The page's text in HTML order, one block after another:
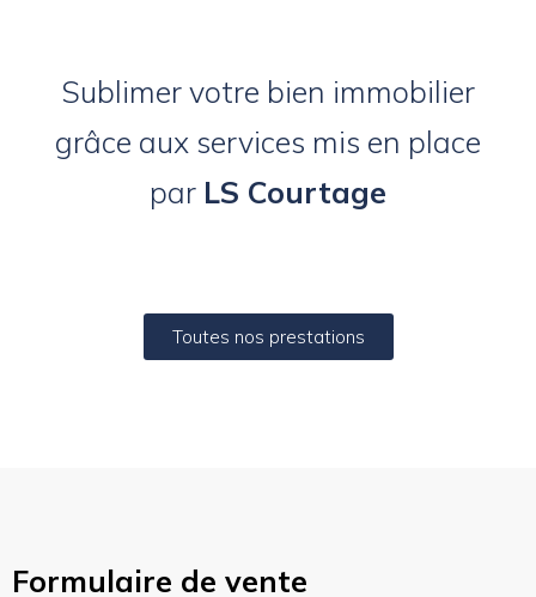
Sublimer votre bien immobilier
grâce aux services mis en place
par LS Courtage
Toutes nos prestations
Formulaire de vente